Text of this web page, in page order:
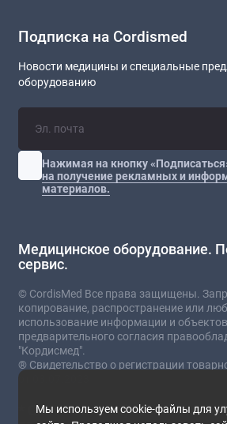
Мы используем cookie-файлы для
Подписка на Cordismed
Новости медицины и специальные
оборудованию
Нажимая на кнопку
на получение рекламных и
материалов.
Медицинское оборудование.
сервис.
© CordisMed Все права защищены.
копирование, распространение или
использование информации и объектов
предварительного согласия
"Кордисмед".
® Свидетельство о регистрации
* Сайт носит информационный